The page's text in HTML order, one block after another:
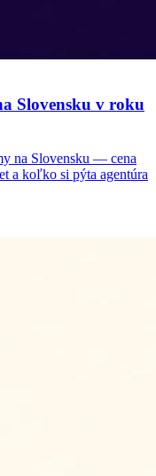
Slovensku v roku
na Slovensku — cena
a koľko si pýta agentúra